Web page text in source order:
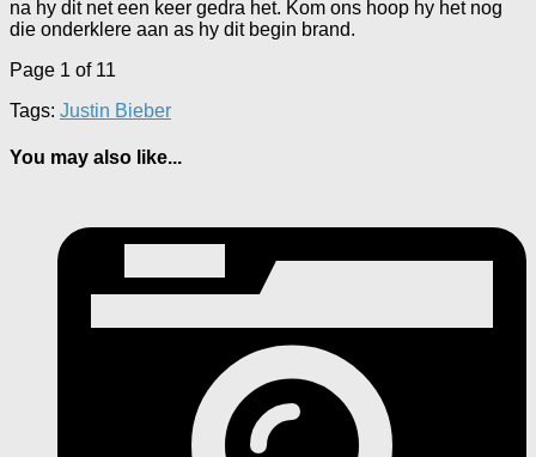
na hy dit net een keer gedra het. Kom ons hoop hy het nog
die onderklere aan as hy dit begin brand.
Page 1 of 11
Tags: Justin Bieber
You may also like...